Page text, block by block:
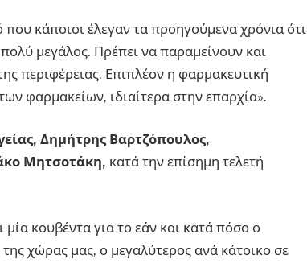
κάποιοι έλεγαν τα προηγούμενα χρόνια ότι
μεγάλος. Πρέπει να παραμείνουν και
περιφέρειας. Επιπλέον η φαρμακευτική
φαρμακείων, ιδιαίτερα στην επαρχία».
Δημήτρης Βαρτζόπουλος,
Μητσοτάκη, κατά την επίσημη τελετή
μία κουβέντα για το εάν και κατά πόσο ο
χώρας μας, ο μεγαλύτερος ανά κάτοικο σε